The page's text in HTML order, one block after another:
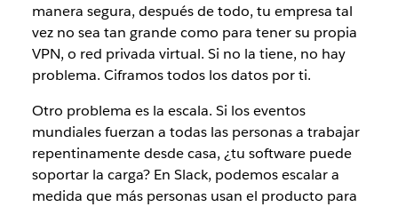
manera segura, después de todo, tu empresa tal
vez no sea tan grande como para tener su propia
VPN, o red privada virtual. Si no la tiene, no hay
problema. Ciframos todos los datos por ti.
Otro problema es la escala. Si los eventos
mundiales fuerzan a todas las personas a trabajar
repentinamente desde casa, ¿tu software puede
soportar la carga? En Slack, podemos escalar a
medida que más personas usan el producto para